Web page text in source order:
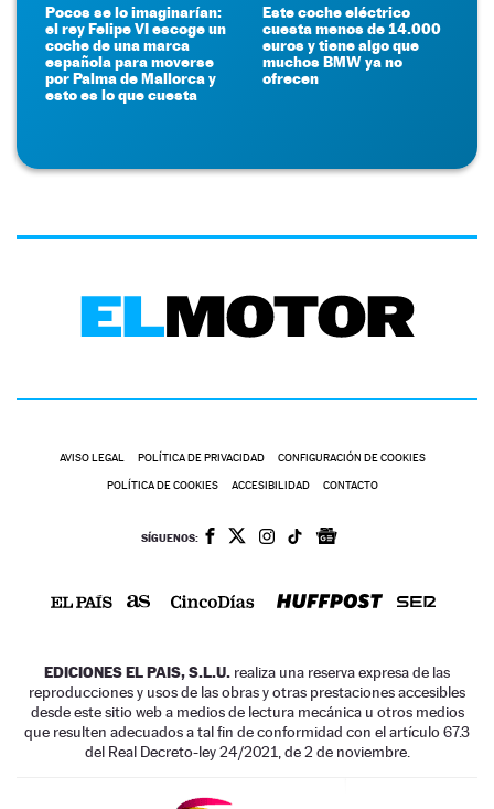
Pocos se lo imaginarían:
el rey Felipe VI escoge un
coche de una marca
española para moverse
por Palma de Mallorca y
esto es lo que cuesta
Este coche eléctrico
cuesta menos de 14.000
euros y tiene algo que
muchos BMW ya no
ofrecen
AVISO LEGAL POLÍTICA DE PRIVACIDAD CONFIGURACIÓN DE COOKIES
POLÍTICA DE COOKIES ACCESIBILIDAD CONTACTO
SÍGUENOS:
EDICIONES EL PAIS, S.L.U. realiza una reserva expresa de las
reproducciones y usos de las obras y otras prestaciones accesibles
desde este sitio web a medios de lectura mecánica u otros medios
que resulten adecuados a tal fin de conformidad con el artículo 67.3
del Real Decreto-ley 24/2021, de 2 de noviembre.